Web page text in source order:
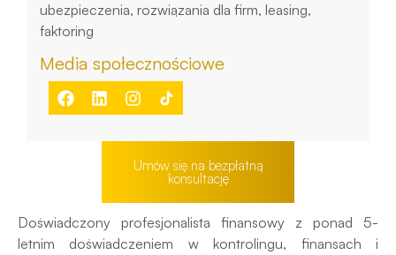
ubezpieczenia, rozwiązania dla firm, leasing,
faktoring
Media społecznościowe
Umów się na bezpłatną
konsultację
Doświadczony profesjonalista finansowy z ponad 5-
letnim doświadczeniem w kontrolingu, finansach i